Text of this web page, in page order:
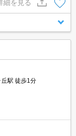
細を見る
駅 徒歩1分